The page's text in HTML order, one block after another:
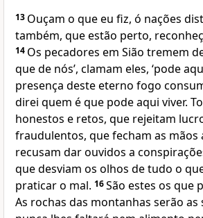
13 Ouçam o que eu fiz, ó nações
também, que estão perto,
14 Os pecadores em Sião tremem
que de nós’, clamam eles, ‘pode
presença deste eterno fogo
direi quem é que pode aqui viver.
honestos e retos, que rejeitam
fraudulentos, que fecham as mãos
recusam dar ouvidos a
que desviam os olhos de tudo o
praticar o mal. 16São estes os que
As rochas das montanhas serão as